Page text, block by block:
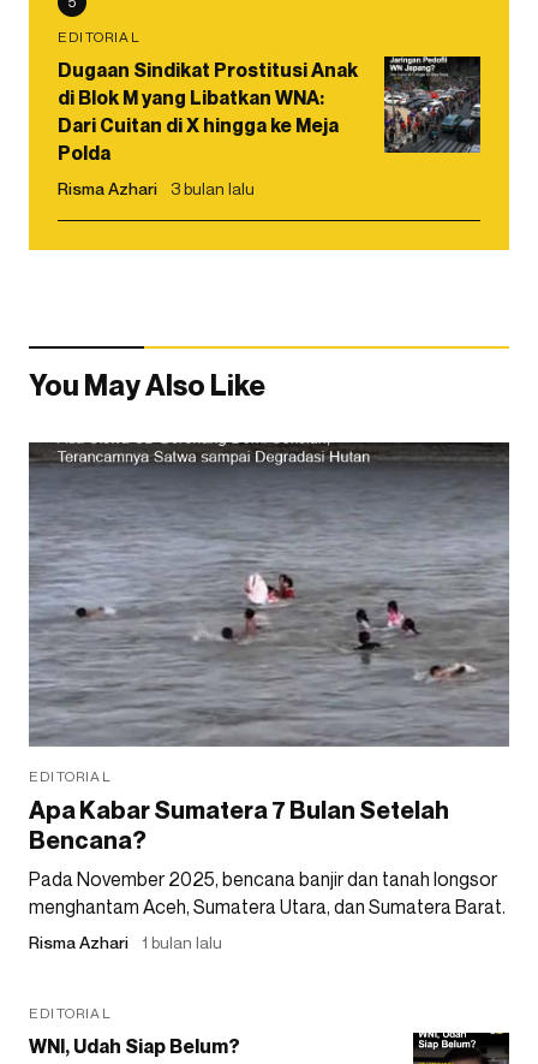
EDITORIAL
Dugaan Sindikat Prostitusi Anak
di Blok M yang Libatkan WNA:
Dari Cuitan di X hingga ke Meja
Polda
Risma Azhari 3 bulan lalu
You May Also Like
EDITORIAL
Apa Kabar Sumatera 7 Bulan Setelah
Bencana?
Pada November 2025, bencana banjir dan tanah longsor
menghantam Aceh, Sumatera Utara, dan Sumatera Barat.
Risma Azhari 1 bulan lalu
EDITORIAL
WNI, Udah Siap Belum?